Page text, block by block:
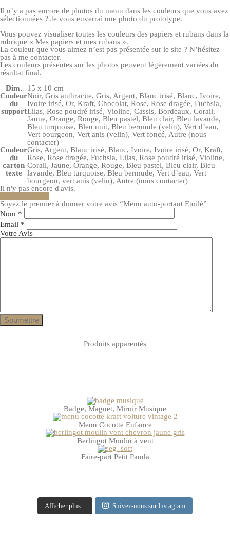
Il n’y a pas encore de photos du menu dans les couleurs que vous avez
sélectionnées ? Je vous enverrai une photo du prototype.
Vous pouvez visualiser toutes les couleurs des papiers et rubans dans la
rubrique « Mes papiers et mes rubans ».
La couleur que vous aimez n’est pas présentée sur le site ? N’hésitez
pas à me contacter.
Les couleurs présentes sur les photos peuvent légèrement variées du
résultat final.
Dim.
15 x 10 cm
Couleur
du
support
Noir, Gris anthracite, Gris, Argent, Blanc irisé, Blanc, Ivoire,
Ivoire irisé, Or, Kraft, Chocolat, Rose, Rose dragée, Fuchsia,
Lilas, Rose poudré irisé, Violine, Cassis, Bordeaux, Corail,
Jaune, Orange, Rouge, Bleu pastel, Bleu clair, Bleu lavande,
Bleu turquoise, Bleu nuit, Bleu bermude (velin), Vert d’eau,
Vert bourgeon, Vert anis (velin), Vert foncé, Autre (nous
contacter)
Couleur
du
carton
texte
Gris, Argent, Blanc irisé, Blanc, Ivoire, Ivoire irisé, Or, Kraft,
Rose, Rose dragée, Fuchsia, Lilas, Rose poudré irisé, Violine,
Corail, Jaune, Orange, Rouge, Bleu pastel, Bleu clair, Bleu
lavande, Bleu turquoise, Bleu bermude, Vert d’eau, Vert
bourgeon, vert anis (velin), Autre (nous contacter)
Il n'y pas encore d'avis.
Soyez le premier à donner votre avis “Menu auto-portant Etoilé”
Nom *
Email *
Votre Avis
Produits apparentés
Badge, Magnet, Miroir Musique
Menu Cocotte Enfance
Berlingot Moulin à vent
Faire-part Petit Panda
Afficher plus... Suivez-nous sur Instagram